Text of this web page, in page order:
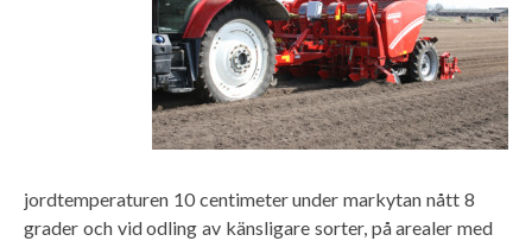
jordtemperaturen 10 centimeter under markytan nått 8
grader och vid odling av känsligare sorter, på arealer med